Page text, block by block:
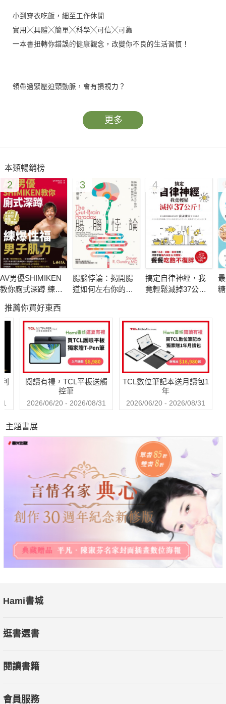
小到穿衣吃飯，細至工作休閒
實用╳具體╳簡單╳科學╳可信╳可靠
一本書扭轉你錯誤的健康觀念，改變你不良的生活習慣！
領帶過緊壓迫頸動脈，會有損視力？
冰鎮西瓜是噱頭，常溫西瓜更健康？
──每天來點健康蔬果！
「想健康就要多吃蔬果」這是我們都知道的觀念。
但是，一天當中到底應該吃多少蔬果才最適量呢？
營養專家指出「每天應進食最少2份水果及3份蔬菜」。
一份水果約等於：
1顆中型水果（如：橙、蘋果）、
1/4杯沒有添加糖或鹽的果乾（如葡萄乾、烏梅乾）、
一份蔬菜則是指：
一碗未經烹調的葉菜，如生菜、花椰菜等；
但如果是煮熟的蔬菜，半碗就可以算做一份了。
3/4杯沒有添加糖的新鮮蔬菜汁，也可以算做一份蔬菜。
而蔬菜每天最少吃300克～500克，而且要種類多樣。
【粗糧細吃】
隨著健康觀念的提升，粗糧細吃成為新的飲食習慣。
選擇什麼樣的粗糧需要根據自己的身體狀況而定。
▎膽固醇高者
綠豆、紅豆裡都有較多的可溶性纖維，有助於降低膽固醇。
紅豆、燕麥片含有大量的植物固醇，能降低膽固醇、血脂。
喝紅豆粥、燕麥片粥、綠豆粥能幫助降低膽固醇，
並有助於防止動脈硬化、冠心病和中風的發生。
▎體重過重者
膳食裡也經常有紅豆，因紅豆可以明顯減輕飢餓感。
褐色糙米的澱粉食入後，在人體內消化吸收慢，
更多
本類暢銷榜
2
AV男優SHIMIKEN
教你廁式深蹲 練爆
3
腸腦悖論：揭開腸
道如何左右你的情
4
搞定自律神經，我
竟輕鬆減掉37公
要平衡腦內神經&荷
爾蒙，餐餐吃飽不
復胖
糖
推薦你買好東西
閱讀有禮，TCL平板送觸
控筆
2026/06/20 - 2026/08/31
TCL數位筆記本送月讀包1
年
2026/06/20 - 2026/08/31
主題書展
Hami書城
逛書選書
閱讀書籍
會員服務